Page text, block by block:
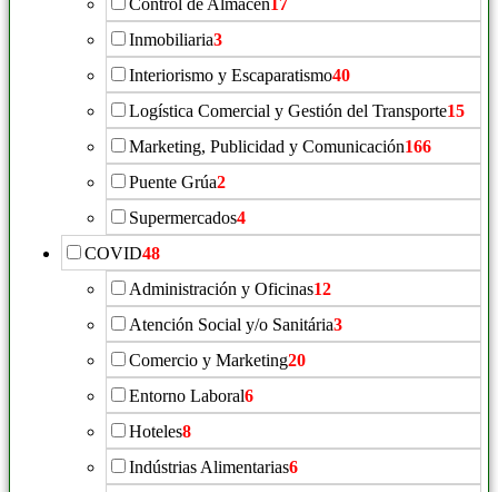
Control de Almacén17
Inmobiliaria3
Interiorismo y Escaparatismo40
Logística Comercial y Gestión del Transporte15
Marketing, Publicidad y Comunicación166
Puente Grúa2
Supermercados4
COVID48
Administración y Oficinas12
Atención Social y/o Sanitária3
Comercio y Marketing20
Entorno Laboral6
Hoteles8
Indústrias Alimentarias6